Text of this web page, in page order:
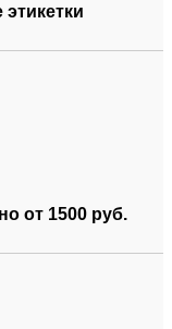
от 1500 руб.